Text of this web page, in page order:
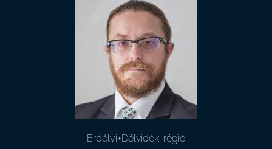
Erdélyi+Délvidéki régió